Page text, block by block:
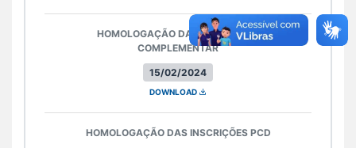
15/02/2024
HOMOLOGAÇÃO DAS INSCRIÇÕES
COMPLEMENTAR
DOWNLOAD
HOMOLOGAÇÃO DAS INSCRIÇÕES PCD